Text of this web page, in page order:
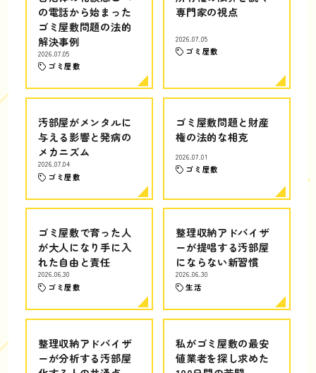
の電話から始まった
ゴミ屋敷問題の法的
解決事例
2026.07.05
ゴミ屋敷
専門家の視点
2026.07.05
ゴミ屋敷
汚部屋がメンタルに
与える影響と発病の
メカニズム
2026.07.04
ゴミ屋敷
ゴミ屋敷問題と財産
権の法的な相克
2026.07.01
ゴミ屋敷
ゴミ屋敷で育った人
が大人になり手に入
れた自由と責任
2026.06.30
ゴミ屋敷
整理収納アドバイザ
ーが提唱する汚部屋
にならない新習慣
2026.06.30
生活
整理収納アドバイザ
ーが分析する汚部屋
私がゴミ屋敷の最安
値業者を探し求めた